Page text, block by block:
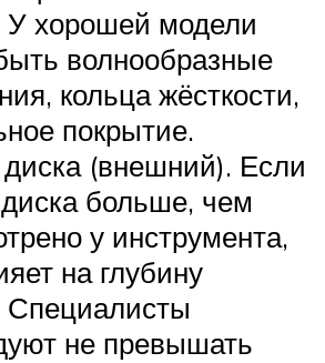
У хорошей модели
волнообразные
кольца жёсткости,
покрытие.
(внешний). Если
больше, чем
у инструмента,
на глубину
Специалисты
не превышать